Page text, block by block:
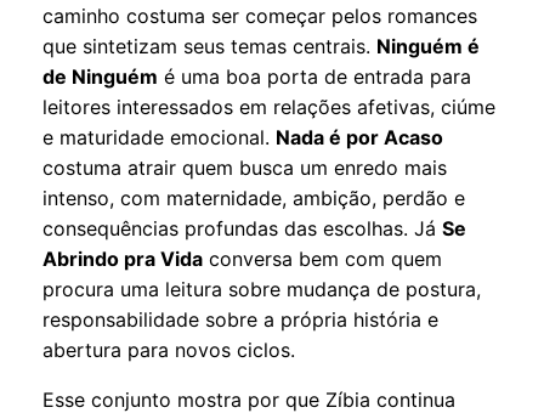
caminho costuma ser começar pelos romances
que sintetizam seus temas centrais. Ninguém é
de Ninguém é uma boa porta de entrada para
leitores interessados em relações afetivas, ciúme
e maturidade emocional. Nada é por Acaso
costuma atrair quem busca um enredo mais
intenso, com maternidade, ambição, perdão e
consequências profundas das escolhas. JáSe
Abrindo pra Vida conversa bem com quem
procura uma leitura sobre mudança de postura,
responsabilidade sobre a própria história e
abertura para novos ciclos.
Esse conjunto mostra por que Zíbia continua